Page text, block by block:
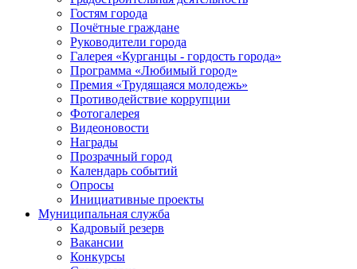
Гостям города
Почётные граждане
Руководители города
Галерея «Курганцы - гордость города»
Программа «Любимый город»
Премия «Трудящаяся молодежь»
Противодействие коррупции
Фотогалерея
Видеоновости
Награды
Прозрачный город
Календарь событий
Опросы
Инициативные проекты
Муниципальная служба
Кадровый резерв
Вакансии
Конкурсы